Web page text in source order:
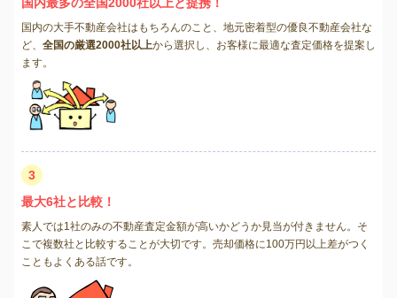
国内最多の全国2000社以上と提携！
国内の大手不動産会社はもちろんのこと、地元密着型の優良不動産会社な
ど、 全国の厳選2000社以上から選択し、お客様に最適な査定価格を提案し
ます。
3
最大6社と比較！
素人では1社のみの不動産査定金額が高いかどうか見当が付きません。そ
こで複数社と比較することが大切です。売却価格に100万円以上差がつく
こともよくある話です。